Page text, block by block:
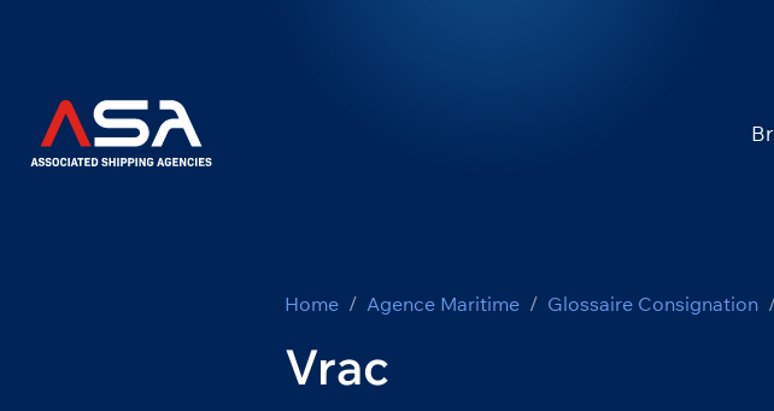
Home Agence Maritime Glossaire Consignation
Vrac